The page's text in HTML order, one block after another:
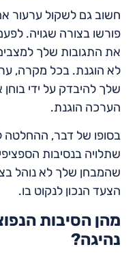
חשוב גם לשקול ערעור
פורשו בצורה שגויה.
את התגובות שלך
לא הוגנת. בכל מקרה,
שלך להיבדק על ידי
הערכה הוגנת.
בסופו של דבר, ההחלטה
שתלויה בנסיבות
שהמבחן שלך לא נוהל
הצעד הנכון לנקוט בו.
מהן הסיבות
נהיגה?